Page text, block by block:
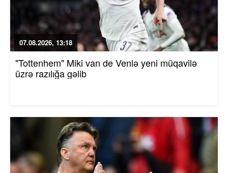
07.08.2026, 13:18
"Tottenhem" Miki van de Venlə yeni müqavilə
üzrə razılığa gəlib